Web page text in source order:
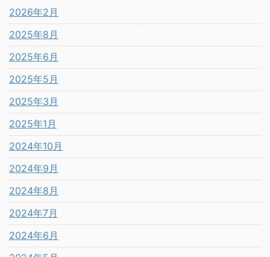
2026年2月
2025年8月
2025年6月
2025年5月
2025年3月
2025年1月
2024年10月
2024年9月
2024年8月
2024年7月
2024年6月